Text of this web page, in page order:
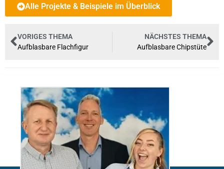
Alle Projekte & Beispiele im Überblick
VORIGES THEMA
Aufblasbare Flachfigur
NÄCHSTES THEMA
Aufblasbare Chipstüte